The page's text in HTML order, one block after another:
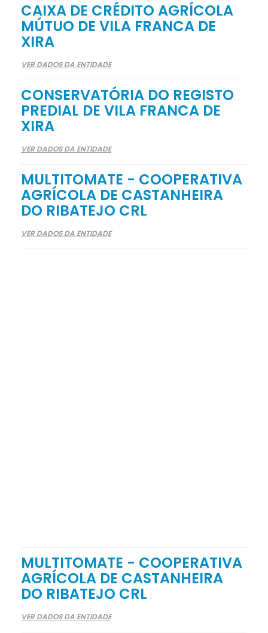
CAIXA DE CRÉDITO AGRÍCOLA
MÚTUO DE VILA FRANCA DE
XIRA
VER DADOS DA ENTIDADE
CONSERVATÓRIA DO REGISTO
PREDIAL DE VILA FRANCA DE
XIRA
VER DADOS DA ENTIDADE
MULTITOMATE - COOPERATIVA
AGRÍCOLA DE CASTANHEIRA
DO RIBATEJO CRL
VER DADOS DA ENTIDADE
MULTITOMATE - COOPERATIVA
AGRÍCOLA DE CASTANHEIRA
DO RIBATEJO CRL
VER DADOS DA ENTIDADE